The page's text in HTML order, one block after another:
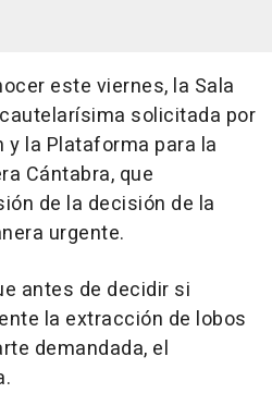
este viernes, la Sala
solicitada por
la Plataforma para la
Cántabra, que
de la decisión de la
urgente.
antes de decidir si
la extracción de lobos
demandada, el